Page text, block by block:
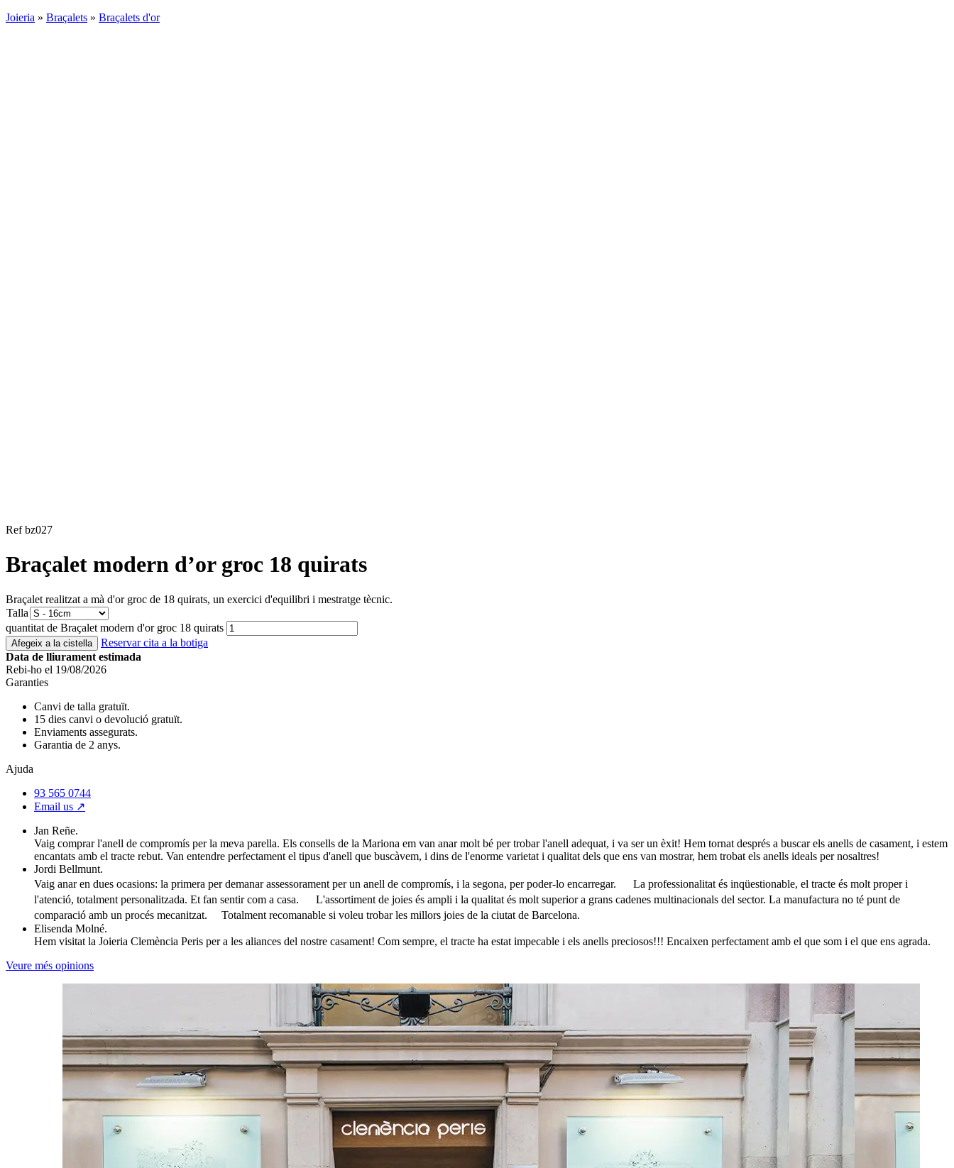
Joieria » Braçalets » Braçalets d'or
Ref bz027
Braçalet modern d’or groc 18 quirats
Braçalet realitzat a mà d'or groc de 18 quirats, un exercici d'equilibri i mestratge tècnic.
Talla
quantitat de Braçalet modern d'or groc 18 quirats
Afegeix a la cistella
Reservar cita a la botiga
Data de lliurament estimada
Rebi-ho el 19/08/2026
Garanties
Canvi de talla gratuït.
15 dies canvi o devolució gratuït.
Enviaments assegurats.
Garantia de 2 anys.
Ajuda
93 565 0744
Email us ↗︎
Jan Reñe.
Vaig comprar l'anell de compromís per la meva parella. Els consells de la Mariona em van anar molt bé per trobar l'anell adequat, i va ser un èxit! Hem tornat després a buscar els anells de casament, i estem
encantats amb el tracte rebut. Van entendre perfectament el tipus d'anell que buscàvem, i dins de l'enorme varietat i qualitat dels que ens van mostrar, hem trobat els anells ideals per nosaltres!
Jordi Bellmunt.
Vaig anar en dues ocasions: la primera per demanar assessorament per un anell de compromís, i la segona, per poder-lo encarregar. La professionalitat és inqüestionable, el tracte és molt proper i
l'atenció, totalment personalitzada. Et fan sentir com a casa. L'assortiment de joies és ampli i la qualitat és molt superior a grans cadenes multinacionals del sector. La manufactura no té punt de
comparació amb un procés mecanitzat. Totalment recomanable si voleu trobar les millors joies de la ciutat de Barcelona.
Elisenda Molné.
Hem visitat la Joieria Clemència Peris per a les aliances del nostre casament! Com sempre, el tracte ha estat impecable i els anells preciosos!!! Encaixen perfectament amb el que som i el que ens agrada.
Veure més opinions